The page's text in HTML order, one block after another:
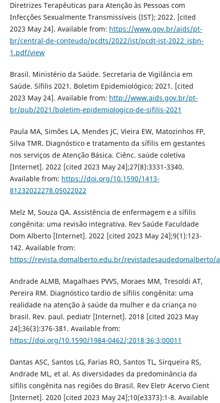
Diretrizes Terapêuticas para Atenção às Pessoas com
Infecções Sexualmente Transmissíveis (IST); 2022. [cited
2023 May 24]. Available from: https://www.gov.br/aids/pt-
br/central-de-conteudo/pcdts/2022/ist/pcdt-ist-2022_isbn-
1.pdf/view
Brasil. Ministério da Saúde. Secretaria de Vigilância em
Saúde. Sífilis 2021. Boletim Epidemiológico; 2021. [cited
2023 May 24]. Available from: http://www.aids.gov.br/pt-
br/pub/2021/boletim-epidemiologico-de-sifilis-2021
Paula MA, Simões LA, Mendes JC, Vieira EW, Matozinhos FP,
Silva TMR. Diagnóstico e tratamento da sífilis em gestantes
nos serviços de Atenção Básica. Ciênc. saúde coletiva
[Internet]. 2022 [cited 2023 May 24];27(8):3331-3340.
Available from: https://doi.org/10.1590/1413-
81232022278.05022022
Melz M, Souza QA. Assistência de enfermagem e a sífilis
congênita: uma revisão integrativa. Rev Saúde Faculdade
Dom Alberto [Internet]. 2022 [cited 2023 May 24];9(1):123-
142. Available from:
https://revista.domalberto.edu.br/revistadesaudedomalberto/
Andrade ALMB, Magalhaes PVVS, Moraes MM, Tresoldi AT,
Pereira RM. Diagnóstico tardio de sífilis congênita: uma
realidade na atenção à saúde da mulher e da criança no
brasil. Rev. paul. pediatr [Internet]. 2018 [cited 2023 May
24];36(3):376-381. Available from:
https://doi.org/10.1590/1984-0462/;2018;36;3;00011
Dantas ASC, Santos LG, Farias RO, Santos TL, Sirqueira RS,
Andrade ML, et al. As diversidades da predominância da
sífilis congênita nas regiões do Brasil. Rev Eletr Acervo Cient
[Internet]. 2020 [cited 2023 May 24];10(e3373):1-8. Available